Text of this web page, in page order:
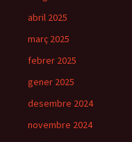
abril 2025
març 2025
febrer 2025
gener 2025
desembre 2024
novembre 2024